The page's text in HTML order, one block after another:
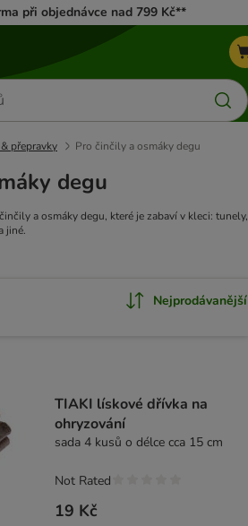
při objednávce nad 799 Kč**
přepravky Pro činčily a osmáky degu
degu
a osmáky degu, které je zabaví v kleci: tunely,
jiné.
Nejprodávanější
TIAKI lískové dřívka na
ohryzování
sada 4 kusů o délce cca 15 cm
19 Kč
Not Rated